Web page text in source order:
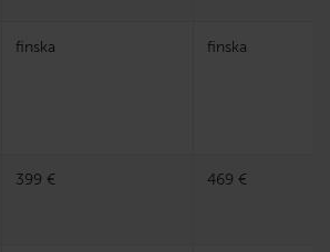
finska finska
399 € 469 €